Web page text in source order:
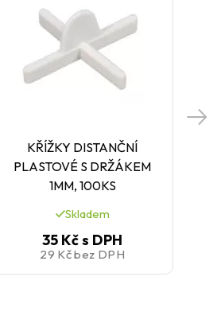
KŘÍŽKY DISTANČNÍ
PLASTOVÉ S DRŽÁKEM
1MM, 100KS
Skladem
35 Kčs DPH
29 Kčbez DPH